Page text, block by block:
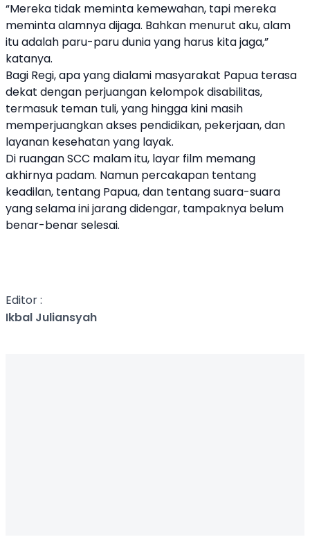
“Mereka tidak meminta kemewahan, tapi mereka
meminta alamnya dijaga. Bahkan menurut aku, alam
itu adalah paru-paru dunia yang harus kita jaga,”
katanya.
Bagi Regi, apa yang dialami masyarakat Papua terasa
dekat dengan perjuangan kelompok disabilitas,
termasuk teman tuli, yang hingga kini masih
memperjuangkan akses pendidikan, pekerjaan, dan
layanan kesehatan yang layak.
Di ruangan SCC malam itu, layar film memang
akhirnya padam. Namun percakapan tentang
keadilan, tentang Papua, dan tentang suara-suara
yang selama ini jarang didengar, tampaknya belum
benar-benar selesai.
Editor :
Ikbal Juliansyah